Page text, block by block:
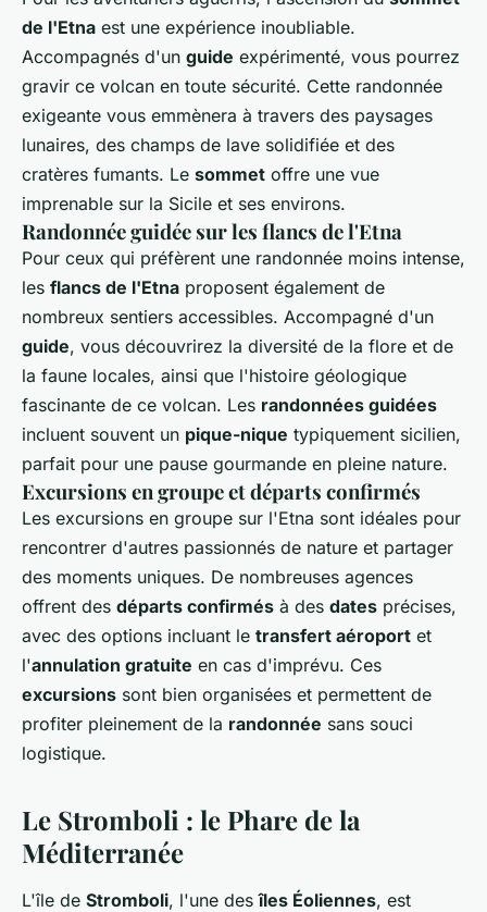
de l'Etna est une expérience inoubliable.
Accompagnés d'un guide expérimenté, vous pourrez
gravir ce volcan en toute sécurité. Cette randonnée
exigeante vous emmènera à travers des paysages
lunaires, des champs de lave solidifiée et des
cratères fumants. Le sommet offre une vue
imprenable sur la Sicile et ses environs.
Randonnée guidée sur les flancs de l'Etna
Pour ceux qui préfèrent une randonnée moins intense,
les flancs de l'Etna proposent également de
nombreux sentiers accessibles. Accompagné d'un
guide, vous découvrirez la diversité de la flore et de
la faune locales, ainsi que l'histoire géologique
fascinante de ce volcan. Les randonnées guidées
incluent souvent un pique-nique typiquement sicilien,
parfait pour une pause gourmande en pleine nature.
Excursions en groupe et départs confirmés
Les excursions en groupe sur l'Etna sont idéales pour
rencontrer d'autres passionnés de nature et partager
des moments uniques. De nombreuses agences
offrent des départs confirmés à des dates précises,
avec des options incluant le transfert aéroport et
l'annulation gratuite en cas d'imprévu. Ces
excursions sont bien organisées et permettent de
profiter pleinement de la randonnée sans souci
logistique.
Le Stromboli : le Phare de la
Méditerranée
L'île de Stromboli, l'une desîles Éoliennes, est